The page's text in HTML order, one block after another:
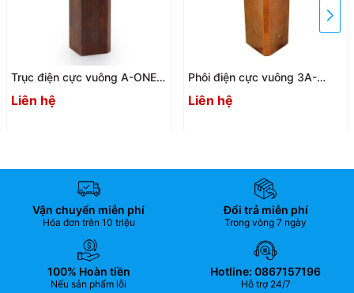
Trục điện cực vuông A-ONE
3A-300077 | Square 15
electrode shaft
Liên hệ
Phôi điện cực vuông 3A-
300076 / 3A-300078 |
Square 25 electrode blank
Liên hệ
Vận chuyển miễn phí
Hóa đơn trên 10 triệu
Đổi trả miễn phí
Trong vòng 7 ngày
100% Hoàn tiền
Nếu sản phẩm lỗi
Hotline: 0867157196
Hỗ trợ 24/7